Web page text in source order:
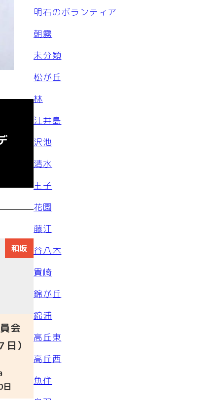
和坂
会
）
明石のボランティア
朝霧
未分類
松が丘
林
江井島
沢池
清水
王子
花園
藤江
谷八木
貴崎
錦が丘
錦浦
高丘東
高丘西
魚住